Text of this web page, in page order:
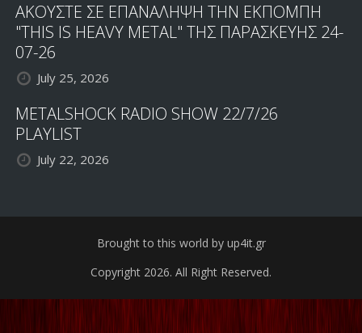
ΑΚΟΥΣΤΕ ΣΕ ΕΠΑΝΑΛΗΨΗ ΤΗΝ ΕΚΠΟΜΠΗ
"THIS IS HEAVY METAL" ΤΗΣ ΠΑΡΑΣΚΕΥΗΣ 24-
07-26
July 25, 2026
METALSHOCK RADIO SHOW 22/7/26
PLAYLIST
July 22, 2026
Brought to this world by up4it.gr
Copyright 2026. All Right Reserved.